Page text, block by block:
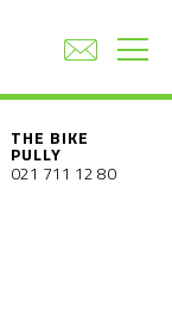
THE BIKE
PULLY
021 711 12 80